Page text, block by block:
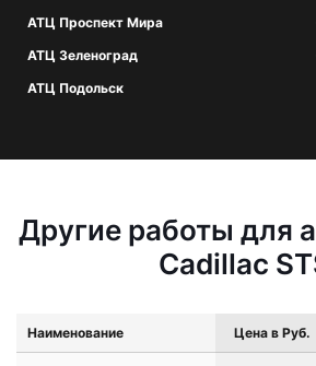
АТЦ Проспект Мира
АТЦ Зеленоград
АТЦ Подольск
Другие работы для
Cadillac
Наименование Цена в Руб.